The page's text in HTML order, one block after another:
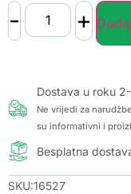
- +
Dostava u roku
Ne vrijedi za
su informativni i
Besplatna
SKU:16527